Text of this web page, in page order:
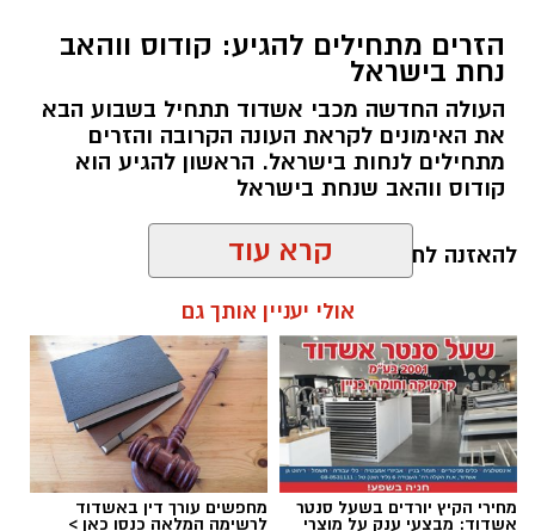
איתמר ברודסקי (בן 10, בי"ס רבין) :הפגין
חדות מרשימה עם 5.5 נקודות מתוך 6
.
טום רזומובסקי (בן 9, בי"ס שקד) :רשם הישג
פנומנלי ומושלם של 6 נקודות מתוך 6
.
הזרים מתחילים להגיע: קודוס ווהאב
נחת בישראל
העולה החדשה מכבי אשדוד תתחיל בשבוע הבא
את האימונים לקראת העונה הקרובה והזרים
מתחילים לנחות בישראל. הראשון להגיע הוא
קודוס ווהאב שנחת בישראל
להאזנה לתוכן:
שחר כחלון / 17:59 07.08.26
קרא עוד
אולי יעניין אותך גם